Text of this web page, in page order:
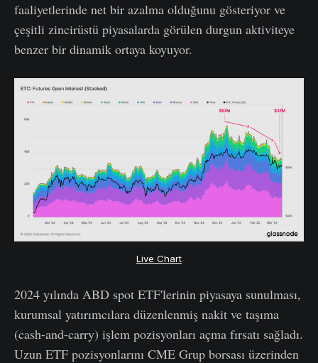
faaliyetlerinde net bir azalma olduğunu gösteriyor ve
çeşitli zincirüstü piyasalarda görülen durgun aktiviteye
benzer bir dinamik ortaya koyuyor.
Live Chart
2024 yılında ABD spot ETF'lerinin piyasaya sunulması,
kurumsal yatırımcılara düzenlenmiş nakit ve taşıma
(cash-and-carry) işlem pozisyonları açma fırsatı sağladı.
Uzun ETF pozisyonlarını CME Grup borsası üzerinden